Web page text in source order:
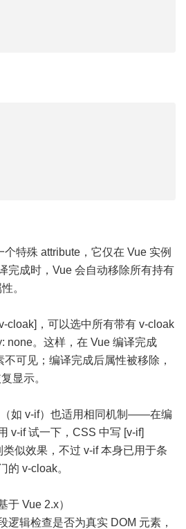
特殊 attribute，它仅在 Vue 实例
完成时，Vue 会自动移除所有持有
。
cloak]，可以选中所有带有 v-cloak
none。这样，在 Vue 编译完成
可见；编译完成后属性被移除，
显示。
如 v-if）也适用相同机制——在编
v-if 试一下，CSS 中写 [v-if]
似效果，不过 v-if 本身已用于条
的 v-cloak。
于 Vue 2.x）
逻辑检查是否为真实 DOM 元素，